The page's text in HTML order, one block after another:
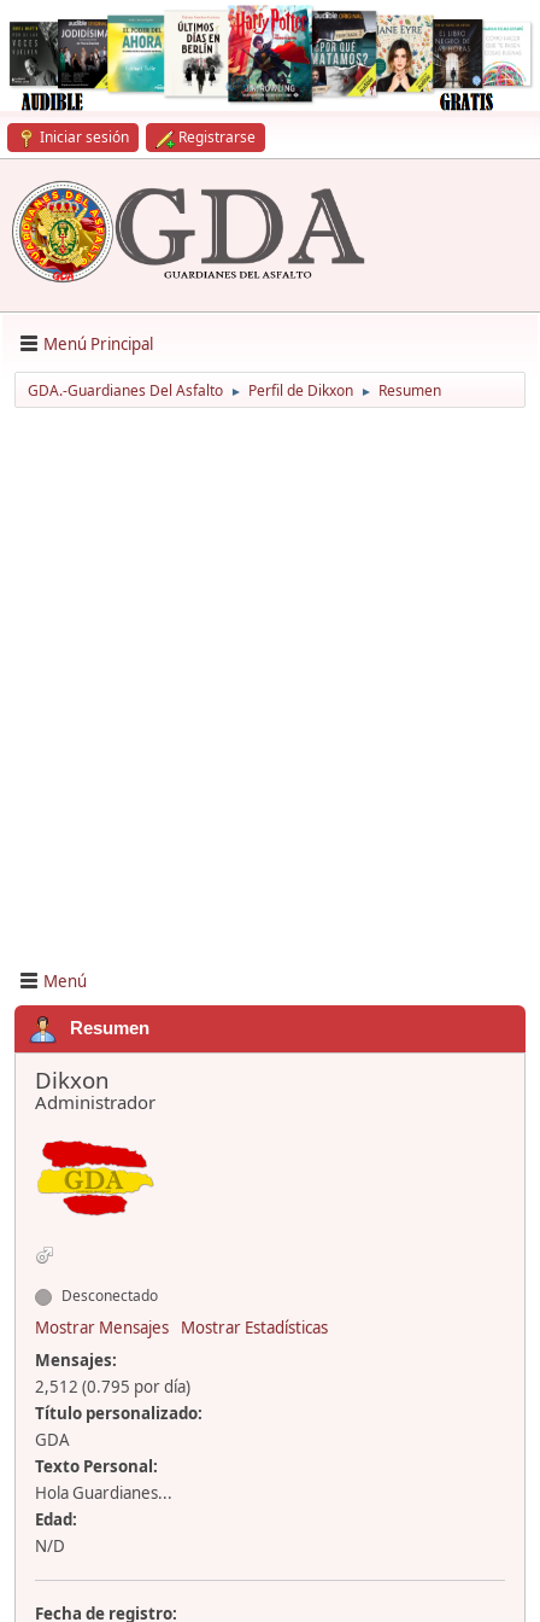
Iniciar sesión Registrarse
Menú Principal
GDA.-Guardianes Del Asfalto ► Perfil de Dikxon ► Resumen
Menú
Resumen
Dikxon
Administrador
Desconectado
Mostrar Mensajes
Mostrar Estadísticas
Mensajes:
2,512 (0.795 por día)
Título personalizado:
GDA
Texto Personal:
Hola Guardianes...
Edad:
N/D
Fecha de registro: